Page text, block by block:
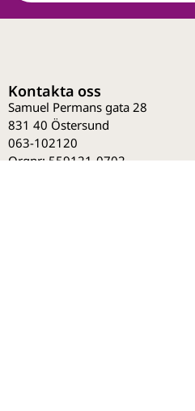
Kontakta oss
Samuel Permans gata 28
831 40 Östersund
063-102120
Orgnr: 559121-0702